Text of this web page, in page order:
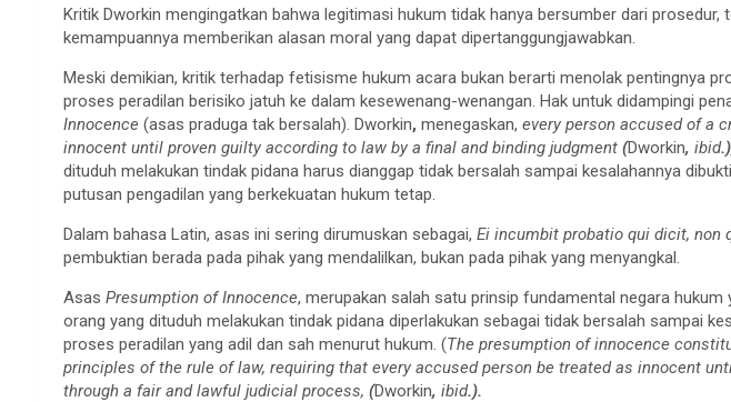
Kritik Dworkin mengingatkan bahwa legitimasi hukum tidak hanya bersumber dari prosedur,
kemampuannya memberikan alasan moral yang dapat dipertanggungjawabkan.
Meski demikian, kritik terhadap fetisisme hukum acara bukan berarti menolak pentingnya
proses peradilan berisiko jatuh ke dalam kesewenang-wenangan. Hak untuk didampingi
Innocence (asas praduga tak bersalah). Dworkin, menegaskan, every person accused of a
innocent until proven guilty according to law by a final and binding judgment (Dworkin, ibid
dituduh melakukan tindak pidana harus dianggap tidak bersalah sampai kesalahannya
putusan pengadilan yang berkekuatan hukum tetap.
Dalam bahasa Latin, asas ini sering dirumuskan sebagai, Ei incumbit probatio qui dicit, non
pembuktian berada pada pihak yang mendalilkan, bukan pada pihak yang menyangkal.
Asas Presumption of Innocence, merupakan salah satu prinsip fundamental negara hukum
orang yang dituduh melakukan tindak pidana diperlakukan sebagai tidak bersalah sampai
proses peradilan yang adil dan sah menurut hukum. (The presumption of innocence
principles of the rule of law, requiring that every accused person be treated as innocent
through a fair and lawful judicial process, (Dworkin, ibid.).